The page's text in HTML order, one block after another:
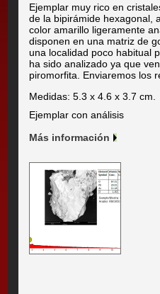
Ejemplar muy rico en
de la bipirámide hexagonal,
color amarillo ligeramente
disponen en una matriz de
una localidad poco habitual
ha sido analizado ya que
piromorfita. Enviaremos los
Medidas: 5.3 x 4.6 x 3.7 cm.
Ejemplar con análisis
Más información